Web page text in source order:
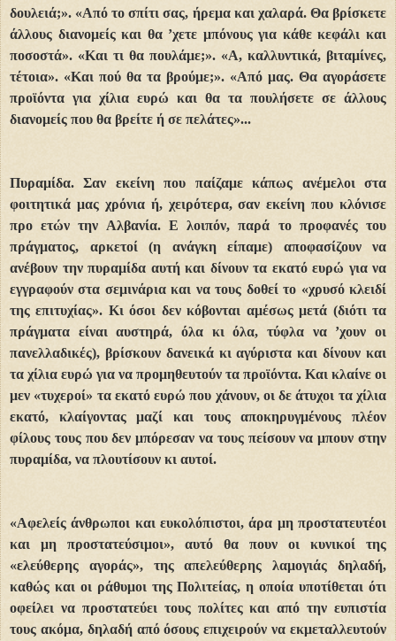
δουλειά;». «Από το σπίτι σας, ήρεμα και χαλαρά. Θα βρίσκετε
άλλους διανομείς και θα ’χετε μπόνους για κάθε κεφάλι και
ποσοστά». «Και τι θα πουλάμε;». «Α, καλλυντικά, βιταμίνες,
τέτοια». «Και πού θα τα βρούμε;». «Από μας. Θα αγοράσετε
προϊόντα για χίλια ευρώ και θα τα πουλήσετε σε άλλους
διανομείς που θα βρείτε ή σε πελάτες»...
Πυραμίδα. Σαν εκείνη που παίζαμε κάπως ανέμελοι στα
φοιτητικά μας χρόνια ή, χειρότερα, σαν εκείνη που κλόνισε
προ ετών την Αλβανία. Ε λοιπόν, παρά το προφανές του
πράγματος, αρκετοί (η ανάγκη είπαμε) αποφασίζουν να
ανέβουν την πυραμίδα αυτή και δίνουν τα εκατό ευρώ για να
εγγραφούν στα σεμινάρια και να τους δοθεί το «χρυσό κλειδί
της επιτυχίας». Κι όσοι δεν κόβονται αμέσως μετά (διότι τα
πράγματα είναι αυστηρά, όλα κι όλα, τύφλα να ’χουν οι
πανελλαδικές), βρίσκουν δανεικά κι αγύριστα και δίνουν και
τα χίλια ευρώ για να προμηθευτούν τα προϊόντα. Και κλαίνε οι
μεν «τυχεροί» τα εκατό ευρώ που χάνουν, οι δε άτυχοι τα χίλια
εκατό, κλαίγοντας μαζί και τους αποκηρυγμένους πλέον
φίλους τους που δεν μπόρεσαν να τους πείσουν να μπουν στην
πυραμίδα, να πλουτίσουν κι αυτοί.
«Αφελείς άνθρωποι και ευκολόπιστοι, άρα μη προστατευτέοι
και μη προστατεύσιμοι», αυτό θα πουν οι κυνικοί της
«ελεύθερης αγοράς», της απελεύθερης λαμογιάς δηλαδή,
καθώς και οι ράθυμοι της Πολιτείας, η οποία υποτίθεται ότι
οφείλει να προστατεύει τους πολίτες και από την ευπιστία
τους ακόμα, δηλαδή από όσους επιχειρούν να εκμεταλλευτούν